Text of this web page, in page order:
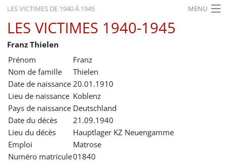
LES VICTIMES DE 1940 À 1945 MENU
ACCUEIL
ACTUALITÉS
EXPOSITIONS
HISTORIQUE
FORMATION
RECHERCHE
SERVICE
LES VICTIMES 1940-1945
Franz Thielen
Prénom
Franz
Nom de famille
Thielen
Date de naissance 20.01.1910
Lieu de naissance Koblenz
Pays de naissance Deutschland
Date du décès
21.09.1940
Lieu du décès
Hauptlager KZ Neuengamme
Emploi
Matrose
Numéro matricule01840